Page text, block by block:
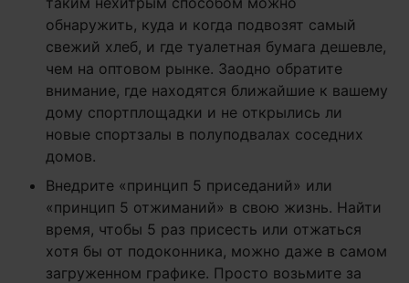
обнаружить, куда и когда подвозят самый
свежий хлеб, и где туалетная бумага дешевле,
чем на оптовом рынке. Заодно обратите
внимание, где находятся ближайшие к вашему
дому спортплощадки и не открылись ли
новые спортзалы в полуподвалах соседних
домов.
Внедрите «принцип 5 приседаний» или
«принцип 5 отжиманий» в свою жизнь. Найти
время, чтобы 5 раз присесть или отжаться
хотя бы от подоконника, можно даже в самом
загруженном графике. Просто возьмите за